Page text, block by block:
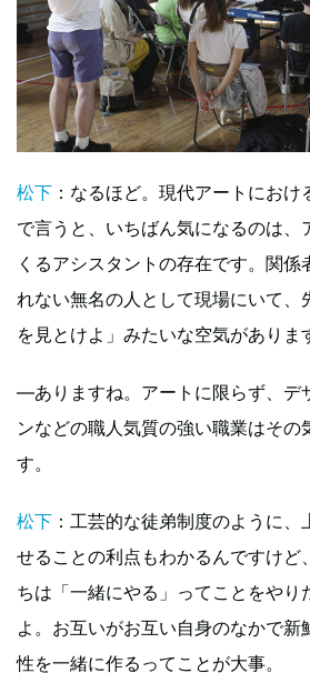
松下 ：なるほど。現代アートにお
で言うと、いちばん気になるのは、
くるアシスタントの存在です。関係
れない無名の人として現場にいて、
を見とけよ」みたいな空気がありま
―ありますね。アートに限らず、デ
ンなどの職人気質の強い職業はその
す。
松下 ：工芸的な徒弟制度のように
せることの利点もわかるんですけど
ちは「一緒にやる」ってことをやり
よ。お互いがお互い自身のなかで新
性を一緒に作るってことが大事。